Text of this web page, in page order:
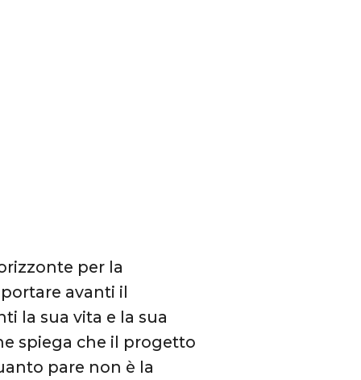
per la
avanti il
la sua vita e la sua
spiega che il progetto
pare non è la